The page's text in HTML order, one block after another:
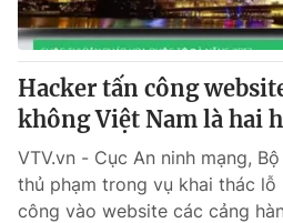
Hacker tấn công
không Việt Nam là hai
VTV.vn - Cục An ninh mạng,
thủ phạm trong vụ khai thác
công vào website các cảng